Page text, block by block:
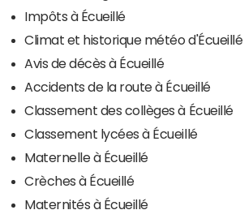
Impôts à Écueillé
Climat et historique météo d'Écueillé
Avis de décès à Écueillé
Accidents de la route à Écueillé
Classement des collèges à Écueillé
Classement lycées à Écueillé
Maternelle à Écueillé
Crèches à Écueillé
Maternités à Écueillé